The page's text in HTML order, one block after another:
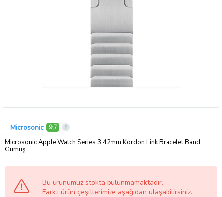
Microsonic 9,7
Microsonic Apple Watch Series 3 42mm Kordon Link Bracelet Band
Gümüş
Bu ürünümüz stokta bulunmamaktadır.
Farklı ürün çeşitlerimize aşağıdan ulaşabilirsiniz.